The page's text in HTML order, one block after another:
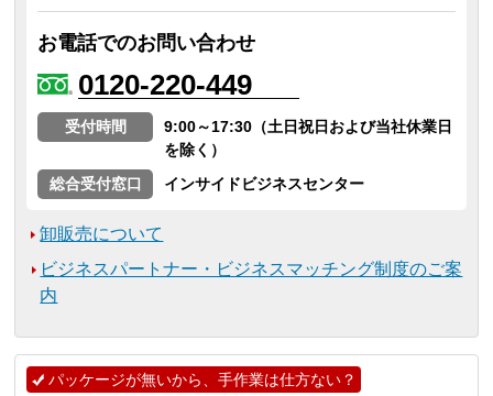
お電話でのお問い合わせ
0120-220-449
受付時間
9:00～17:30（土日祝日および当社休業日
を除く）
総合受付窓口
インサイドビジネスセンター
卸販売について
ビジネスパートナー・ビジネスマッチング制度のご案
内
パッケージが無いから、手作業は仕方ない？